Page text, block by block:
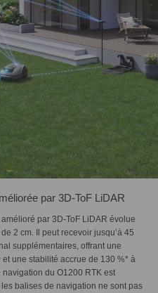
par 3D-ToF LiDAR
par 3D-ToF LiDAR évolue
2 cm. Il peut recevoir jusqu’à 45
supplémentaires, offrant une
une stabilité accrue de 130 %* à
navigation du O1200 RTK est
balises de navigation ne sont pas